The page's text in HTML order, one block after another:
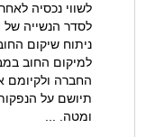
לשווי נכסיה
לסדר הנשייה של
ניתוח שיקום
למיקום החוב
החברה ולקיומם
ומטה. ...